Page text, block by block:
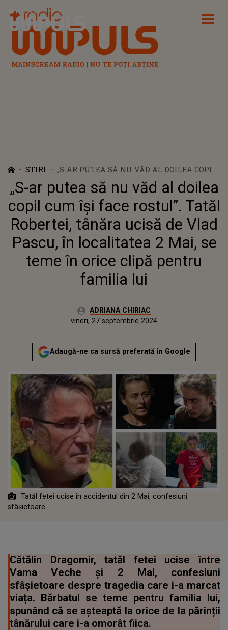
Radio Impuls
STIRI
„S-AR PUTEA SĂ NU VĂD AL DOILEA COPIL
CUM ÎȘI FACE ROSTUL”. TATĂL ROBERTEI,
TÂNĂRA UCISĂ DE VLAD PASCU, ÎN
LOCALITATEA 2 MAI, SE TEME ÎN ORICE
CLIPĂ PENTRU FAMILIA LUI
„S-ar putea să nu văd al doilea
copil cum își face rostul”. Tatăl
Robertei, tânăra ucisă de Vlad
Pascu, în localitatea 2 Mai, se
teme în orice clipă pentru
familia lui
Autor:ADRIANA CHIRIAC
miercuri, 27 septembrie 2023
Actualizat:
vineri, 27 septembrie 2024
Adaugă-ne ca sursă preferată în Google
Tatăl fetei ucise în accidentul din 2 Mai, confesiuni
sfâșietoare
Cătălin Dragomir, tatăl fetei ucise între
Vama Veche şi 2 Mai, confesiuni
sfâșietoare despre tragedia care i-a marcat
viața. Bărbatul se teme pentru familia lui,
spunând că se așteaptă la orice de la părinții
tânărului care i-a omorât fiica.